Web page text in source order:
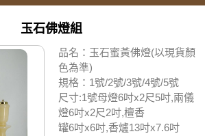
玉石佛燈組
品名：玉石蜜黃佛燈(以現貨顏
色為準)
規格：1號/2號/3號/4號/5號
尺寸:1號母燈6吋x2尺5吋,兩儀
燈6吋x2尺2吋,檀香
罐6吋x6吋,香爐13吋x7.6吋